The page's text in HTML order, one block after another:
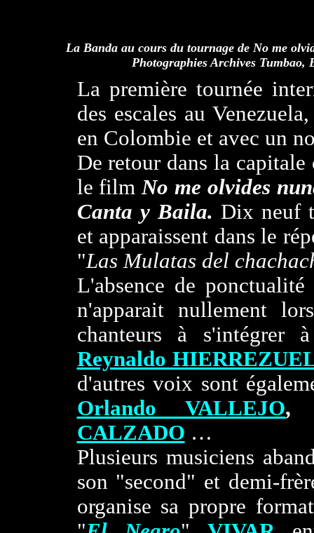
La Banda au cours du tournage de No me
Photographies Archives Tumbao,
La première tournée
des escales au
en Colombie et avec un
De retour dans la
le filmNo me olvides
Canta y Baila. Dix neuf
et apparaissent dans le
"Las Mulatas del
L'absence de
n'apparait nullement
chanteurs à s'intégrer
Reynaldo
d'autres voix sont
Orlando VALLEJO,
CALZADO …
Plusieurs musiciens
son "second" et demi-
organise sa propre